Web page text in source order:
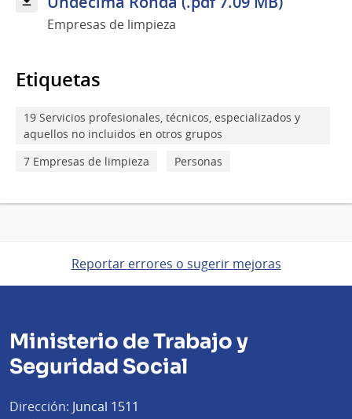
Empresas de limpieza
Etiquetas
19 Servicios profesionales, técnicos, especializados y
aquellos no incluidos en otros grupos
7 Empresas de limpieza
Personas
Reportar errores o sugerir mejoras
Ministerio de Trabajo y
Seguridad Social
Dirección: Juncal 1511